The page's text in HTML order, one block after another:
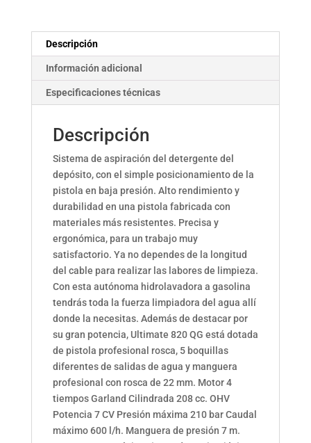
Descripción
Información adicional
Especificaciones técnicas
Descripción
Sistema de aspiración del detergente del
depósito, con el simple posicionamiento de la
pistola en baja presión. Alto rendimiento y
durabilidad en una pistola fabricada con
materiales más resistentes. Precisa y
ergonómica, para un trabajo muy
satisfactorio. Ya no dependes de la longitud
del cable para realizar las labores de limpieza.
Con esta autónoma hidrolavadora a gasolina
tendrás toda la fuerza limpiadora del agua allí
donde la necesitas. Además de destacar por
su gran potencia, Ultimate 820 QG está dotada
de pistola profesional rosca, 5 boquillas
diferentes de salidas de agua y manguera
profesional con rosca de 22 mm. Motor 4
tiempos Garland Cilindrada 208 cc. OHV
Potencia 7 CV Presión máxima 210 bar Caudal
máximo 600 l/h. Manguera de presión 7 m.